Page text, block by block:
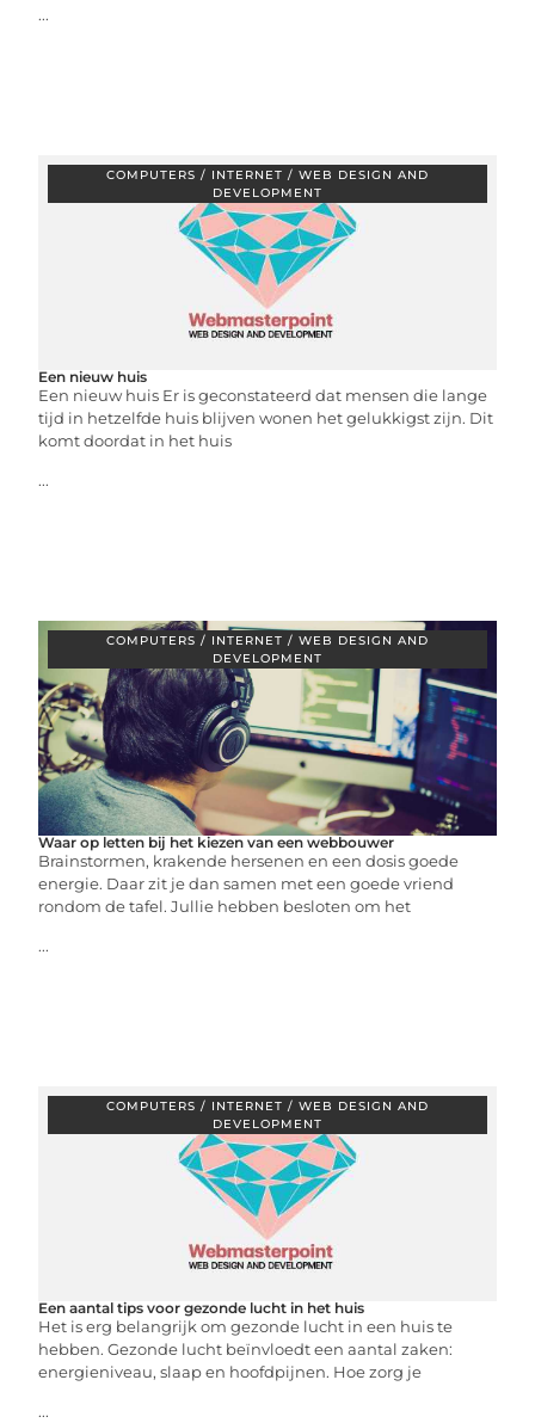
...
COMPUTERS / INTERNET / WEB DESIGN AND
DEVELOPMENT
Een nieuw huis
Een nieuw huis Er is geconstateerd dat mensen die lange
tijd in hetzelfde huis blijven wonen het gelukkigst zijn. Dit
komt doordat in het huis
...
COMPUTERS / INTERNET / WEB DESIGN AND
DEVELOPMENT
Waar op letten bij het kiezen van een webbouwer
Brainstormen, krakende hersenen en een dosis goede
energie. Daar zit je dan samen met een goede vriend
rondom de tafel. Jullie hebben besloten om het
...
COMPUTERS / INTERNET / WEB DESIGN AND
DEVELOPMENT
Een aantal tips voor gezonde lucht in het huis
Het is erg belangrijk om gezonde lucht in een huis te
hebben. Gezonde lucht beïnvloedt een aantal zaken:
energieniveau, slaap en hoofdpijnen. Hoe zorg je
...